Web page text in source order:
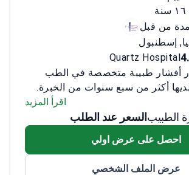
من قبل
إسطنبول
Quartz Hospital
أفشار طبيبة متخصصة في الطب
أكثر من سبع سنوات من الخبرة.
وتجديد البشرة. تشتهر الدكتورة أفشار
متقدمة في الألثيرابي، راديس، شد
اقرأ المزيد
الطبيب السعر عند الطلب
احصل على عرض اولي
عرض الملف الشخصي